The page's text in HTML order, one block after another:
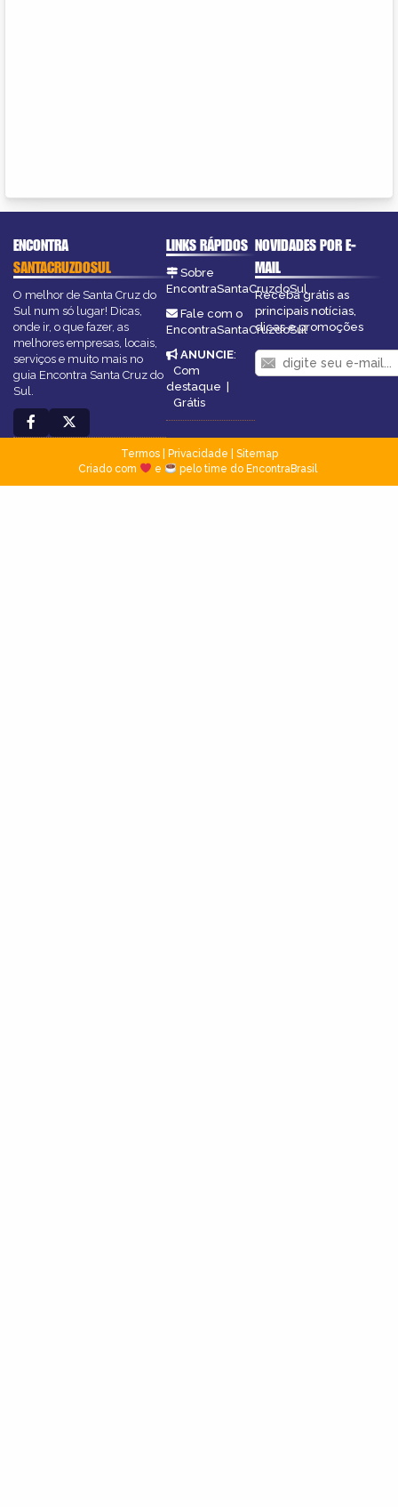
ENCONTRA
SANTACRUZDOSUL
O melhor de Santa Cruz do
Sul num só lugar! Dicas,
onde ir, o que fazer, as
melhores empresas, locais,
serviços e muito mais no
guia Encontra Santa Cruz do
Sul.
LINKS RÁPIDOS
Sobre
EncontraSantaCruzdoSul
Fale com o
EncontraSantaCruzdoSul
ANUNCIE:
Com
destaque
Grátis
NOVIDADES POR E-
MAIL
Receba grátis as
principais notícias,
dicas e promoções
Termos| Privacidade
Sitemap
Criado com
e pelo time do EncontraBrasil